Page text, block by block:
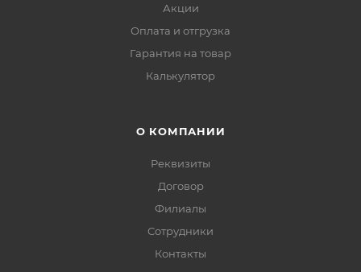
Акции
Оплата и отгрузка
Гарантия на товар
Калькулятор
О КОМПАНИИ
Реквизиты
Договор
Филиалы
Сотрудники
Контакты